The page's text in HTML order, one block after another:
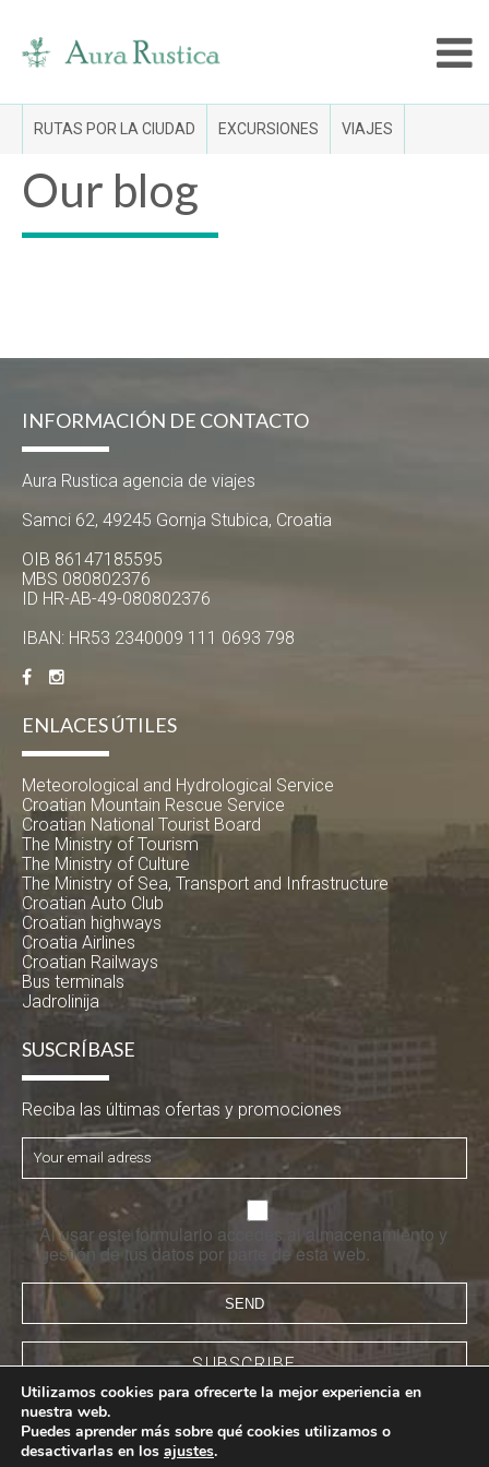
RUTAS POR LA CIUDAD EXCURSIONES VIAJES
Our blog
INFORMACIÓN DE CONTACTO
Aura Rustica agencia de viajes
Samci 62, 49245 Gornja Stubica, Croatia
OIB 86147185595
MBS 080802376
ID HR-AB-49-080802376
IBAN: HR53 2340009 111 0693 798
ENLACES ÚTILES
Meteorological and Hydrological Service
Croatian Mountain Rescue Service
Croatian National Tourist Board
The Ministry of Tourism
The Ministry of Culture
The Ministry of Sea, Transport and Infrastructure
Croatian Auto Club
Croatian highways
Croatia Airlines
Croatian Railways
Bus terminals
Jadrolinija
SUSCRÍBASE
Reciba las últimas ofertas y promociones
Al usar este formulario accedes al almacenamiento y
gestión de tus datos por parte de esta web.
SUBSCRIBE
Utilizamos cookies para ofrecerte la mejor experiencia en
nuestra web.
Puedes aprender más sobre qué cookies utilizamos o
desactivarlas en los ajustes.